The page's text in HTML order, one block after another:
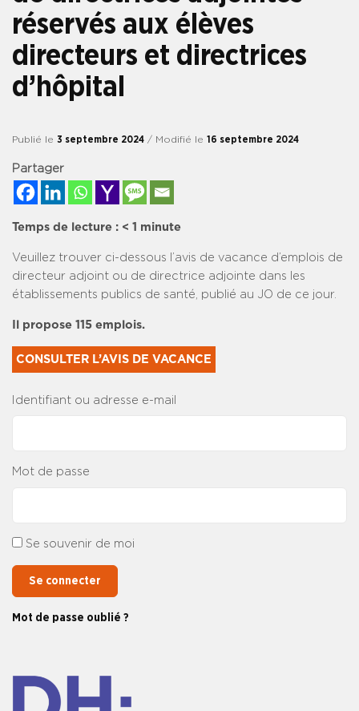
réservés aux élèves
directeurs et directrices
d’hôpital
Publié le 3 septembre 2024 / Modifié le 16 septembre 2024
Partager
Temps de lecture : < 1 minute
Veuillez trouver ci-dessous l’avis de vacance d’emplois de
directeur adjoint ou de directrice adjointe dans les
établissements publics de santé, publié au JO de ce jour.
Il propose 115 emplois.
CONSULTER L’AVIS DE VACANCE
Identifiant ou adresse e-mail
Mot de passe
Se souvenir de moi
Se connecter
Mot de passe oublié ?